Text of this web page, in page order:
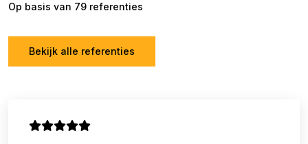
Op basis van 79 referenties
Bekijk alle referenties